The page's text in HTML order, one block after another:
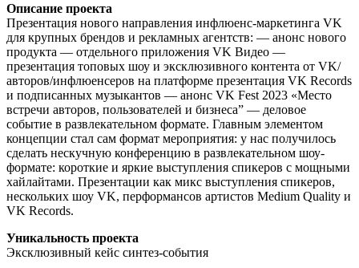
Описание проекта
Презентация нового направления инфлюенс-маркетинга VK
для крупных брендов и рекламных агентств: — анонс нового
продукта — отдельного приложения VK Видео —
презентация топовых шоу и эксклюзивного контента от VK/
авторов/инфлюенсеров на платформе презентация VK Records
и подписанных музыкантов — анонс VK Fest 2023 «Место
встречи авторов, пользователей и бизнеса” — деловое
событие в развлекательном формате. Главным элементом
концепции стал сам формат мероприятия: у нас получилось
сделать нескучную конференцию в развлекательном шоу-
формате: короткие и яркие выступления спикеров с мощными
хайлайтами. Презентации как микс выступления спикеров,
нескольких шоу VK, перформансов артистов Medium Quality и
VK Records.
Уникальность проекта
Эксклюзивный кейс синтез-события